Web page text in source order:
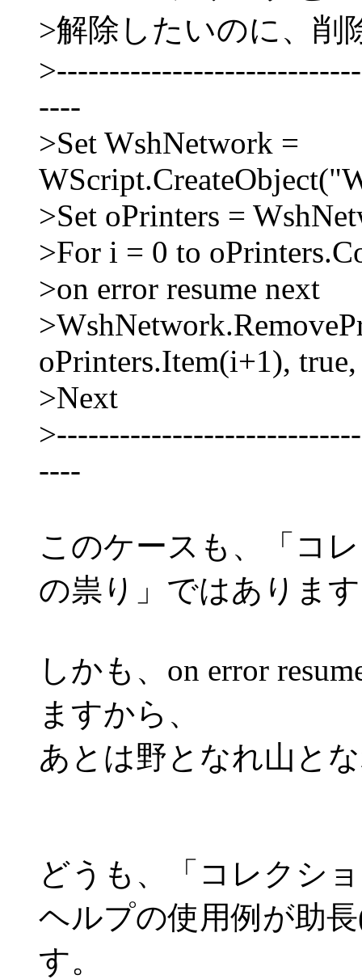
>解除したいのに、削
----
>Set WshNetwork =
>Set oPrinters =
>For i = 0 to
>on error resume next
oPrinters.Item(i+1),
>Next
----
このケースも、「コ
の祟り」ではありま
しかも、on error
ますから、
あとは野となれ山と
どうも、「コレクシ
ヘルプの使用例が助
す。